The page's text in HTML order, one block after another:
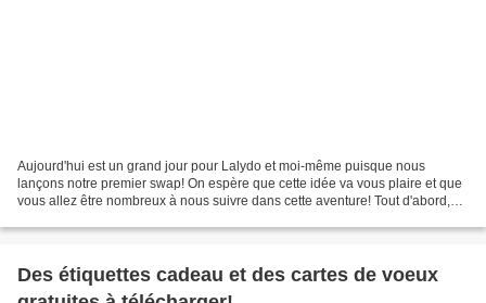
Aujourd'hui est un grand jour pour Lalydo et moi-même puisque nous
lançons notre premier swap! On espère que cette idée va vous plaire et que
vous allez être nombreux à nous suivre dans cette aventure! Tout d'abord,
Des étiquettes cadeau et des cartes de voeux